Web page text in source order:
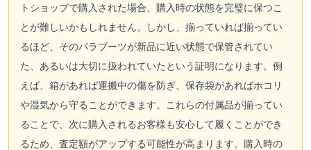
トショップで購入された場合、購入時の状態を完璧に保つこ
とが難しいかもしれません。しかし、揃っていれば揃ってい
るほど、そのパラブーツが新品に近い状態で保管されてい
た、あるいは大切に扱われていたという証明になります。例
えば、箱があれば運搬中の傷を防ぎ、保存袋があればホコリ
や湿気から守ることができます。これらの付属品が揃ってい
ることで、次に購入されるお客様も安心して履くことができ
るため、査定額がアップする可能性が高まります。購入時の